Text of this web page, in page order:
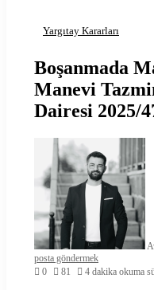
Yargıtay Kararları
Boşanmada
Manevi
Dairesi 2025/
posta göndermek
0
81 4 dakika okuma